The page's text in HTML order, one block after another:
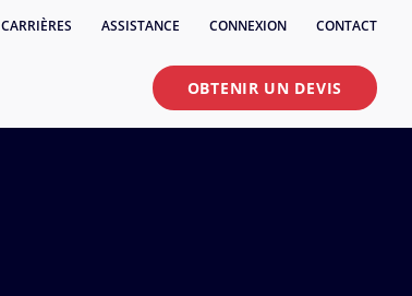
CARRIÈRES ASSISTANCE CONNEXION CONTACT
OBTENIR UN DEVIS